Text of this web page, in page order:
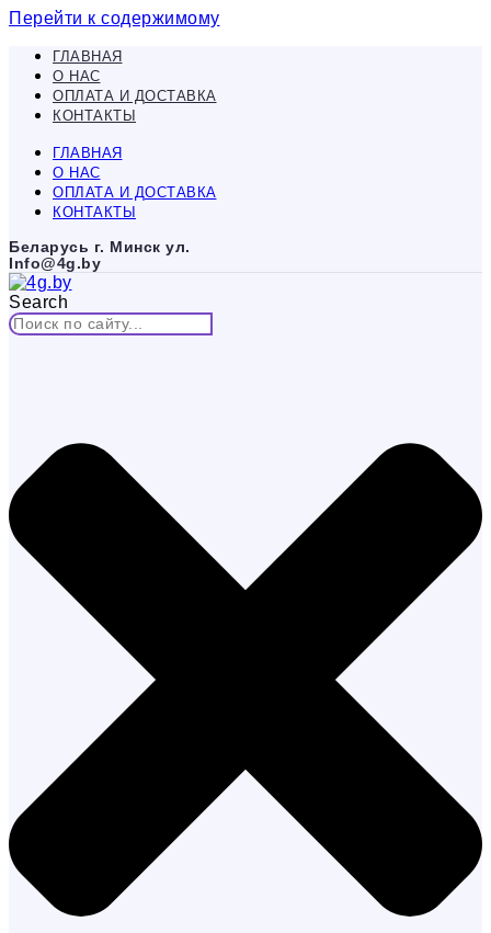
Перейти к содержимому
ГЛАВНАЯ
О НАС
ОПЛАТА И ДОСТАВКА
КОНТАКТЫ
ГЛАВНАЯ
О НАС
ОПЛАТА И ДОСТАВКА
КОНТАКТЫ
Беларусь г. Минск ул.
Info@4g.by
Search